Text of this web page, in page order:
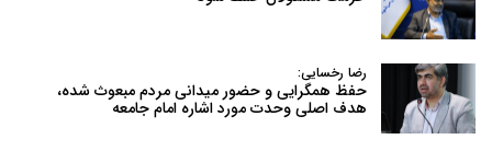
رضا رخسایی:
حفظ همگرایی و حضور میدانی مردم مبعوث شده،
هدف اصلی وحدت مورد اشاره امام جامعه